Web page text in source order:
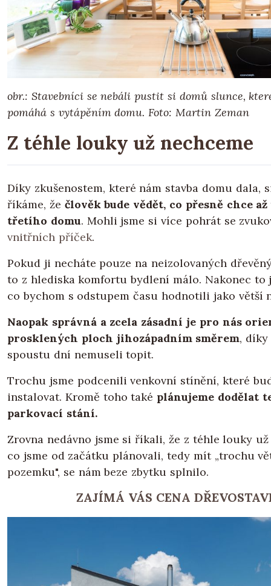
obr.: Stavebníci se nebáli pustit si domů slunce,
pomáhá s vytápěním domu.Foto: Martin Zeman
Z téhle louky už nechceme
Díky zkušenostem, které nám stavba domu dala,
říkáme, že člověk bude vědět, co přesně chce
třetího domu. Mohli jsme si více pohrát se
vnitřních příček.
Pokud ji necháte pouze na neizolovaných
to z hlediska komfortu bydlení málo. Nakonec to
co bychom s odstupem času hodnotili jako větší
Naopak správná a zcela zásadní je pro nás
prosklených ploch jihozápadním směrem, díky
spoustu dní nemuseli topit.
Trochu jsme podcenili venkovní stínění, které
instalovat. Kromě toho také plánujeme dodělat
parkovací stání.
Zrovna nedávno jsme si říkali, že z téhle louky už
co jsme od začátku plánovali, tedy mít „trochu
pozemku", se nám beze zbytku splnilo.
ZAJÍMÁ VÁS CENA